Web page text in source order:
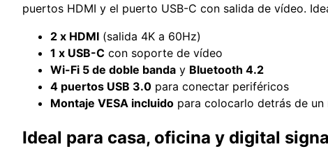
puertos HDMI y el puerto USB-C con salida de vídeo.
2 x HDMI (salida 4K a 60Hz)
1 x USB-C con soporte de vídeo
Wi-Fi 5 de doble banda y Bluetooth 4.2
4 puertos USB 3.0 para conectar periféricos
Montaje VESA incluido para colocarlo detrás de un
Ideal para casa, oficina y digital